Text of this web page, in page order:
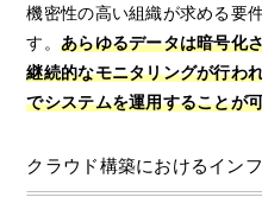
機密性の高い組織が求める要
す。 あらゆるデータは暗号化
継続的なモニタリングが行わ
でシステムを運用することが
クラウド構築におけるイン